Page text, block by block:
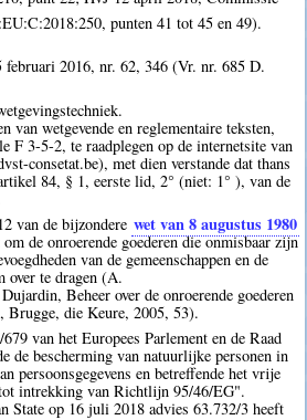
punten 41 tot 45 en 49).
2016, nr. 62, 346 (Vr. nr. 685 D.
van wetgevende en reglementaire teksten,
F 3-5-2, te raadplegen op de internetsite van
consetat.be), met dien verstande dat thans
84, § 1, eerste lid, 2° (niet: 1° ), van de
van de bijzondere wet van 8 augustus 1980
de onroerende goederen die onmisbaar zijn
van de gemeenschappen en de
over te dragen (A.
Beheer over de onroerende goederen
Brugge, die Keure, 2005, 53).
van het Europees Parlement en de Raad
de bescherming van natuurlijke personen in
persoonsgegevens en betreffende het vrije
intrekking van Richtlijn 95/46/EG".
State op 16 juli 2018 advies 63.732/3 heeft